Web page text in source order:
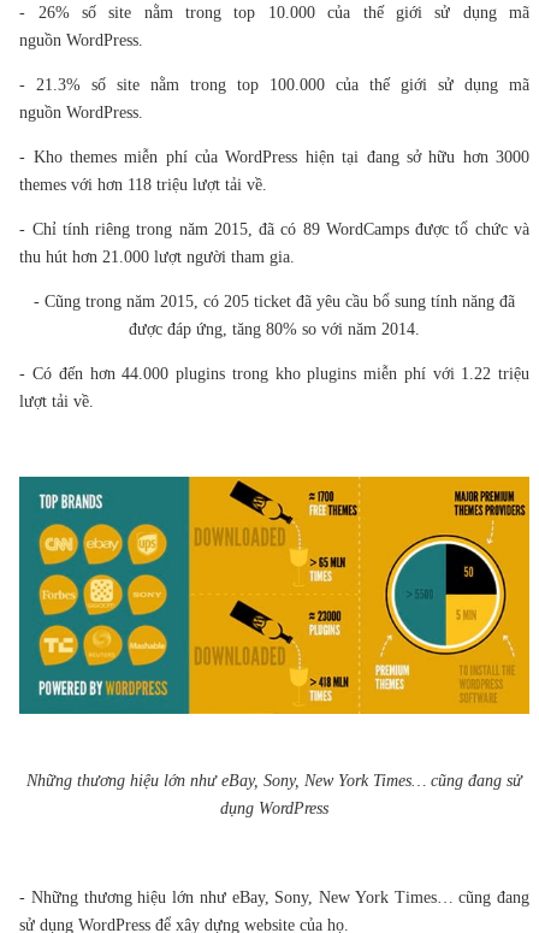
- 26% số site nằm trong top 10.000 của thế giới sử dụng mã
nguồn WordPress.
- 21.3% số site nằm trong top 100.000 của thế giới sử dụng mã
nguồn WordPress.
- Kho themes miễn phí của WordPress hiện tại đang sở hữu hơn 3000
themes với hơn 118 triệu lượt tải về.
- Chỉ tính riêng trong năm 2015, đã có 89 WordCamps được tổ chức và
thu hút hơn 21.000 lượt người tham gia.
- Cũng trong năm 2015, có 205 ticket đã yêu cầu bổ sung tính năng đã
được đáp ứng, tăng 80% so với năm 2014.
- Có đến hơn 44.000 plugins trong kho plugins miễn phí với 1.22 triệu
lượt tải về.
Những thương hiệu lớn như eBay, Sony, New York Times… cũng đang sử
dụng WordPress
- Những thương hiệu lớn như eBay, Sony, New York Times… cũng đang
sử dụng WordPress để xây dựng website của họ.